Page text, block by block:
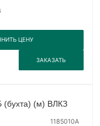
ЦЕНУ
ЗАКАЗАТЬ
(бухта) (м) ВЛКЗ
1185010А